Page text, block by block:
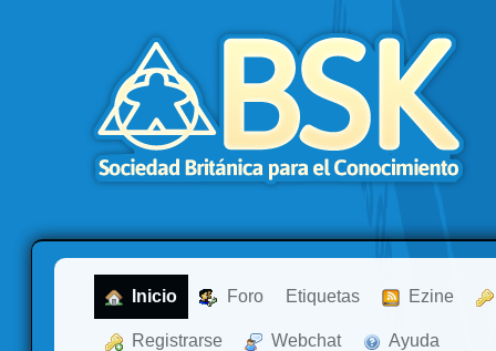
Inicio Foro Etiquetas Ezine
Registrarse Webchat Ayuda